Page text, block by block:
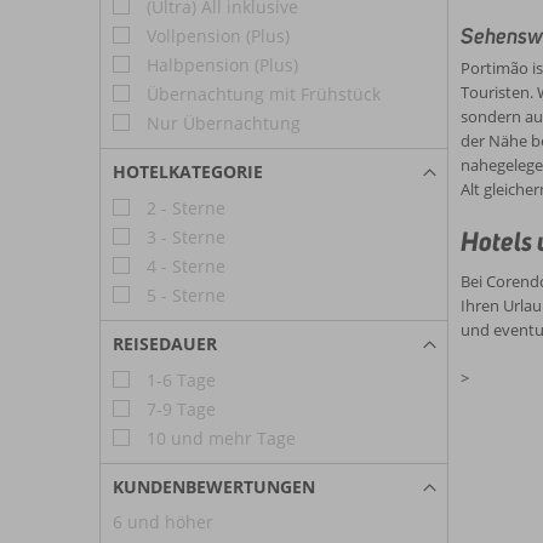
(Ultra) All inklusive
Vollpension (Plus)
Halbpension (Plus)
Übernachtung mit Frühstück
Nur Übernachtung
HOTELKATEGORIE
2 - Sterne
3 - Sterne
4 - Sterne
5 - Sterne
REISEDAUER
1-6 Tage
7-9 Tage
10 und mehr Tage
KUNDENBEWERTUNGEN
6 und höher
Portimão
Touristen.
sondern
der Nähe
Alt
Hotels
Bei
Ihren
und
>